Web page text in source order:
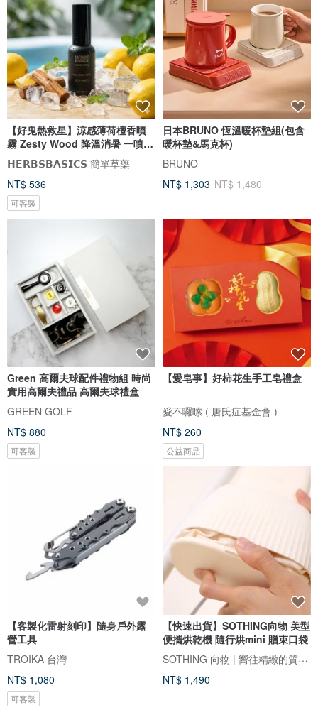
【好鬼熱救星】涼感薄荷檀香噴
霧 Zesty Wood 降溫消暑 一噴即
爽
𝗛𝗘𝗥𝗕𝗦𝗕𝗔𝗦𝗜𝗖𝗦 簡單草藥
NT$ 536
可客製
日本BRUNO 恆溫暖杯墊組(包含
暖杯墊&馬克杯)
BRUNO
NT$ 1,303 NT$ 1,480
Green 高爾夫球配件禮物組 時尚
實用高爾夫禮品 高爾夫球禮盒
GREEN GOLF
NT$ 880
可客製
【愛皂事】好柿花生手工皂禮盒
愛不囉嗦 ( 唐氏症基金會 )
NT$ 260
公益商品
【客製化雷射刻印】隨身戶外露
營工具
TROIKA 台灣
NT$ 1,080
可客製
【快速出貨】SOTHING向物 美型
便攜烘乾機 隨行烘mini 贈束口袋
SOTHING 向物 | 嚮往精緻的質感生活
NT$ 1,490